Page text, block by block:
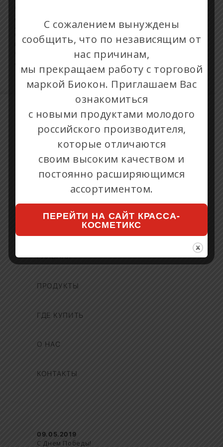
действию UVA/UVB-лучей даже в условиях города.
Обеспечивает профилактику пигментных пятен и
преждевременного старения кожи, вызванного
солнечными лучами. Может быть использован качестве
дневного крема. Для любого типа кожи и возраста.
info@ecolla-bio.ru
Московская обл., Ленинский р-н., деревня
Апаринки, владение 1
ГЛАВНАЯ
ПРОДУКТЫ
ГДЕ КУПИТЬ
О НАС
КОНТАКТЫ
09.05.2019
С Днем Победы!
С сожалением вынуждены
сообщить, что по независящим от
нас причинам,
мы прекращаем работу с торговой
маркой Биокон. Приглашаем Вас
ознакомиться
с новыми продуктами молодого
российского производителя,
которые отличаются
своим высоким качеством и
постоянно расширяющимся
ассортиментом.
ПЕРЕЙТИ НА САЙТ КРАССА-
КОСМЕТИКС